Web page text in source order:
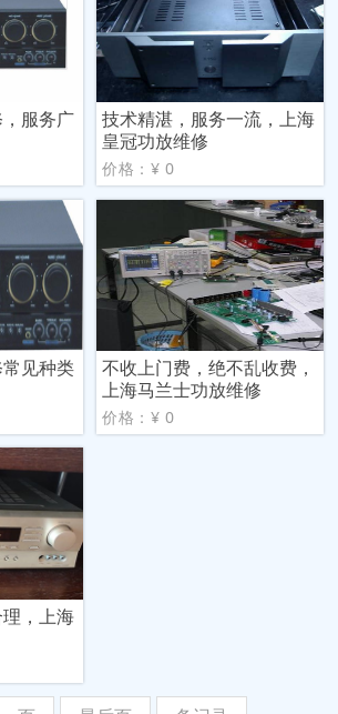
服务广
技术精湛，服务一流，上海
皇冠功放维修
价格：¥ 0
见种类
不收上门费，绝不乱收费，
上海马兰士功放维修
价格：¥ 0
，上海